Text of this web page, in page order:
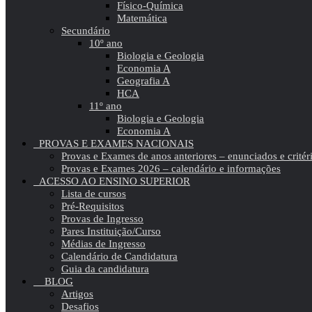
Físico-Química
Matemática
Secundário
10º ano
Biologia e Geologia
Economia A
Geografia A
HCA
11º ano
Biologia e Geologia
Economia A
PROVAS E EXAMES NACIONAIS
Provas e Exames de anos anteriores – enunciados e
Provas e Exames 2026 – calendário e informações
ACESSO AO ENSINO SUPERIOR
Lista de cursos
Pré-Requisitos
Provas de Ingresso
Pares Instituição/Curso
Médias de Ingresso
Calendário de Candidatura
Guia da candidatura
BLOG
Artigos
Desafios